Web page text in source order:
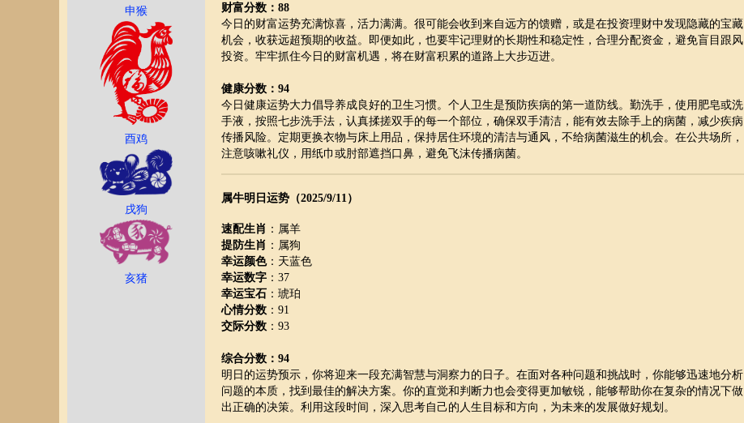
申猴
酉鸡
戌狗
亥猪
财富分数：88
今日的财富运势充满惊喜，活力满满。很可能会收到来自远方的馈赠，或是在投资理财中发现隐藏的宝藏
机会，收获远超预期的收益。即便如此，也要牢记理财的长期性和稳定性，合理分配资金，避免盲目跟风
投资。牢牢抓住今日的财富机遇，将在财富积累的道路上大步迈进。
健康分数：94
今日健康运势大力倡导养成良好的卫生习惯。个人卫生是预防疾病的第一道防线。勤洗手，使用肥皂或洗
手液，按照七步洗手法，认真揉搓双手的每一个部位，确保双手清洁，能有效去除手上的病菌，减少疾病
传播风险。定期更换衣物与床上用品，保持居住环境的清洁与通风，不给病菌滋生的机会。在公共场所，
注意咳嗽礼仪，用纸巾或肘部遮挡口鼻，避免飞沫传播病菌。
属牛明日运势（2025/9/11）
速配生肖 ：属羊
提防生肖 ：属狗
幸运颜色：天蓝色
幸运数字 ：37
幸运宝石 ：琥珀
心情分数 ：91
交际分数 ：93
综合分数：94
明日的运势预示，你将迎来一段充满智慧与洞察力的日子。在面对各种问题和挑战时，你能够迅速地分析
问题的本质，找到最佳的解决方案。你的直觉和判断力也会变得更加敏锐，能够帮助你在复杂的情况下做
出正确的决策。利用这段时间，深入思考自己的人生目标和方向，为未来的发展做好规划。